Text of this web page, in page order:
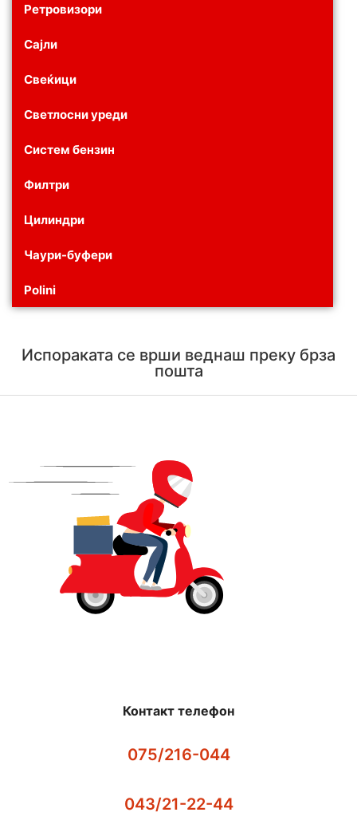
Ретровизори
Сајли
Свеќици
Светлосни уреди
Систем бензин
Филтри
Цилиндри
Чаури-буфери
Polini
Испораката се врши веднаш преку брза
пошта
Контакт телефон
075/216-044
043/21-22-44